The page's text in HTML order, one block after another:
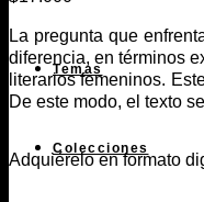
Temas
Colecciones
La pregunta que
diferencia, en términos
literarios femeninos.
De este modo, el texto
Adquiérelo en formato